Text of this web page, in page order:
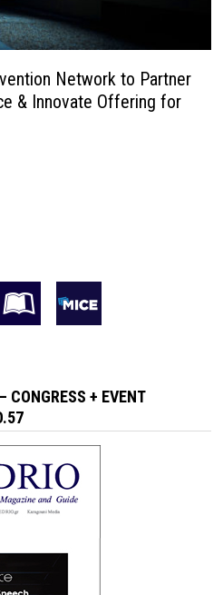
Network to Partner
& Innovate Offering for
+ EVENT